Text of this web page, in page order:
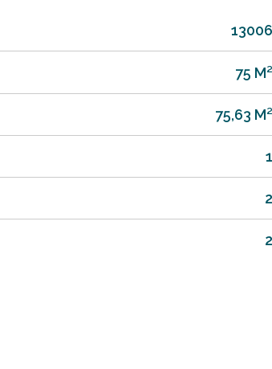
13006
75 M²
75,63 M²
1
2
2